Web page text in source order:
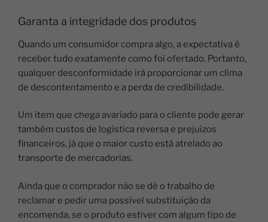
Garanta a integridade dos produtos
Quando um consumidor compra algo, a expectativa é
receber tudo exatamente como foi ofertado. Portanto,
qualquer desconformidade irá proporcionar um clima
de descontentamento e a perda de credibilidade.
Um item que chega avariado para o cliente pode gerar
também custos de logística reversa e prejuízos
financeiros, já que o maior custo está atrelado ao
transporte de mercadorias.
Ainda que o comprador não se dê o trabalho de
reclamar e pedir uma possível substituição da
encomenda, se o produto estiver com algum tipo de